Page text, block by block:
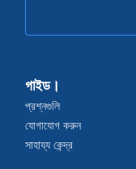
গাইড।
প্রশ্নগুলি
যোগাযোগ করুন
সাহায্য কেন্দ্র